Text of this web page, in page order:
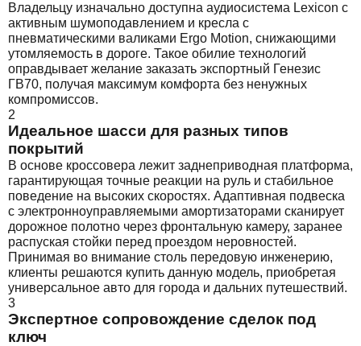
Владельцу изначально доступна аудиосистема Lexicon с
активным шумоподавлением и кресла с
пневматическими валиками Ergo Motion, снижающими
утомляемость в дороге. Такое обилие технологий
оправдывает желание заказать экспортный Генезис
ГВ70, получая максимум комфорта без ненужных
компромиссов.
2
Идеальное шасси для разных типов
покрытий
В основе кроссовера лежит заднеприводная платформа,
гарантирующая точные реакции на руль и стабильное
поведение на высоких скоростях. Адаптивная подвеска
с электронноуправляемыми амортизаторами сканирует
дорожное полотно через фронтальную камеру, заранее
распуская стойки перед проездом неровностей.
Принимая во внимание столь передовую инженерию,
клиенты решаются купить данную модель, приобретая
универсальное авто для города и дальних путешествий.
3
Экспертное сопровождение сделок под
ключ